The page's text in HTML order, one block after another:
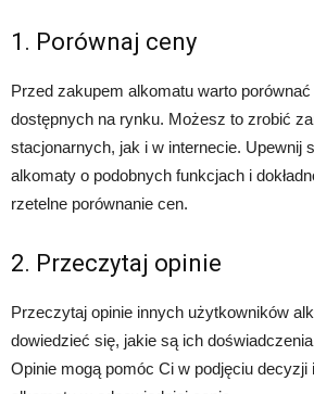
1. Porównaj ceny
Przed zakupem alkomatu warto
dostępnych na rynku. Możesz to zrobić
stacjonarnych, jak i w internecie. Upewnij
alkomaty o podobnych funkcjach i
rzetelne porównanie cen.
2. Przeczytaj opinie
Przeczytaj opinie innych użytkowników
dowiedzieć się, jakie są ich
Opinie mogą pomóc Ci w podjęciu decyzji